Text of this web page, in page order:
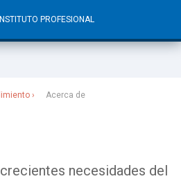
INSTITUTO PROFESIONAL
Acerca de
necesidades del